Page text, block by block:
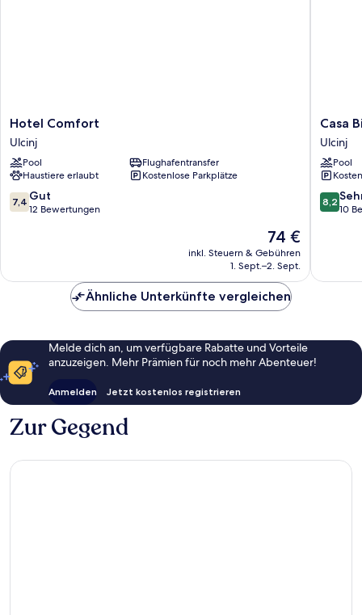
Hotel
Comfort
Ulcinj
Hotel Comfort
Ulcinj
Pool
Flughafentransfer
Haustiere erlaubt
Kostenlose Parkplätze
7.4
von
7,4 Gut
12 Bewertungen
Der
Preis
beträgt
74 €
inkl. Steuern & Gebühren
1. Sept.–2. Sept.
Casa
Bianca
Ulcinj
Casa
Ulcinj
Pool
8.2
von
8,2
10
Ähnliche Unterkünfte vergleichen
Melde dich an, um verfügbare Rabatte und Vorteile
anzuzeigen. Mehr Prämien für noch mehr Abenteuer!
Anmelden Jetzt kostenlos registrieren
Zur Gegend